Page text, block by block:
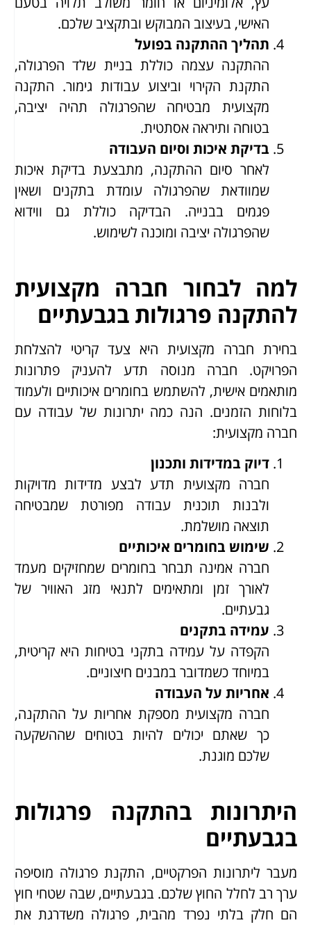
האישי, בעיצוב המבוקש ובתקציב שלכם.
תהליך ההתקנה בפועל
ההתקנה עצמה כוללת בניית שלד הפרגולה,
התקנת הקירוי וביצוע עבודות גימור. התקנה
מקצועית מבטיחה שהפרגולה תהיה יציבה,
בטוחה ותיראה אסתטית.
בדיקת איכות וסיום העבודה
לאחר סיום ההתקנה, מתבצעת בדיקת איכות
שמוודאת שהפרגולה עומדת בתקנים ושאין
פגמים בבנייה. הבדיקה כוללת גם ווידוא
שהפרגולה יציבה ומוכנה לשימוש.
למה לבחור חברה מקצועית
להתקנה פרגולות בגבעתיים
בחירת חברה מקצועית היא צעד קריטי להצלחת
הפרויקט. חברה מנוסה תדע להעניק פתרונות
מותאמים אישית, להשתמש בחומרים איכותיים ולעמוד
בלוחות הזמנים. הנה כמה יתרונות של עבודה עם
חברה מקצועית:
דיוק במדידות ותכנון
חברה מקצועית תדע לבצע מדידות מדויקות
ולבנות תוכנית עבודה מפורטת שמבטיחה
תוצאה מושלמת.
שימוש בחומרים איכותיים
חברה אמינה תבחר בחומרים שמחזיקים מעמד
לאורך זמן ומתאימים לתנאי מזג האוויר של
גבעתיים.
עמידה בתקנים
הקפדה על עמידה בתקני בטיחות היא קריטית,
במיוחד כשמדובר במבנים חיצוניים.
אחריות על העבודה
חברה מקצועית מספקת אחריות על ההתקנה,
כך שאתם יכולים להיות בטוחים שההשקעה
שלכם מוגנת.
היתרונות בהתקנה פרגולות
בגבעתיים
מעבר ליתרונות הפרקטיים, התקנת פרגולה מוסיפה
ערך רב לחלל החוץ שלכם. בגבעתיים, שבה שטחי חוץ
הם חלק בלתי נפרד מהבית, פרגולה משדרגת את